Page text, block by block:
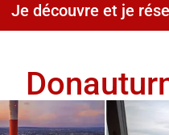
Je découvre et je